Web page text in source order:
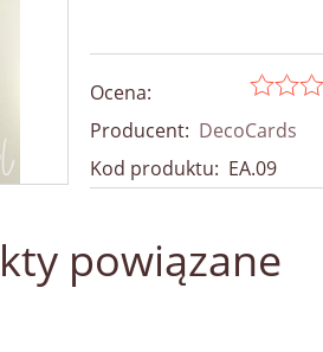
Ocena:
Producent: DecoCards
Kod produktu: EA.09
powiązane